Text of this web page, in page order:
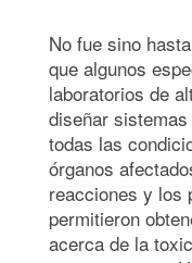
No fue sino
que algunos
laboratorios de
diseñar
todas las
órganos
reacciones y los
permitieron
acerca de la